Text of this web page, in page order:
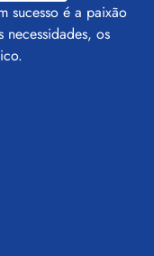
sucesso é a paixão
necessidades, os